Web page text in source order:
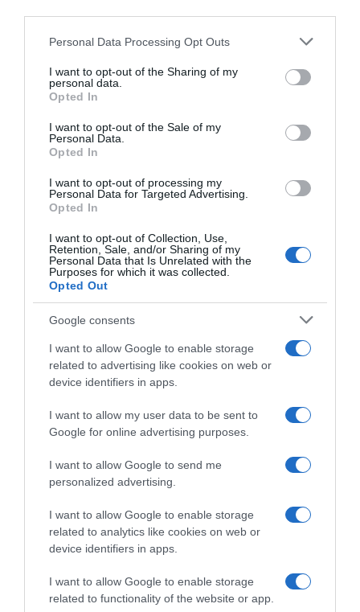
Please note that this website/app uses one or more Google
not limited to your visit or usage behaviour. You may click to
grant or deny consent to Google and its third-party tags to
use your data for below specified purposes in below Google
consent section.
Personal Data Processing Opt Outs
I want to opt-out of the Sharing of my
personal data.
Opted In
I want to opt-out of the Sale of my
Personal Data.
Opted In
I want to opt-out of processing my
Personal Data for Targeted Advertising.
Opted In
I want to opt-out of Collection, Use,
Retention, Sale, and/or Sharing of my
Personal Data that Is Unrelated with the
Purposes for which it was collected.
Opted Out
Google consents
I want to allow Google to enable storage
related to advertising like cookies on web or
device identifiers in apps.
I want to allow my user data to be sent to
Google for online advertising purposes.
I want to allow Google to send me
personalized advertising.
I want to allow Google to enable storage
related to analytics like cookies on web or
device identifiers in apps.
I want to allow Google to enable storage
related to functionality of the website or app.
forrását, és segít leküzdeni is azt.
7. lépés: Csináld minden nap, kitartóan!
Fektess le reális célokat magadnak. A gondok nem
múlnak el egyetlen éjszaka alatt, különösen akkor, ha
féltékenységről van szó. Vezess naplót, vagy csak
jegyzeteld le a történéseket, az érzéseidet, írd ki
magadból őket. Légy kedves és elnéző önmagadhoz,
mert csak türelemmel leszel képes átlendülni a nehezén.
Megosztás: Facebook Twitter Pinterest
Címkék: párkapcsolat ,tanácsok, féltékenység
HASONLÓ BEJEGYZÉSEK